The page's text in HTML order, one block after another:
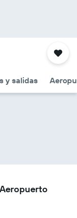
y salidas